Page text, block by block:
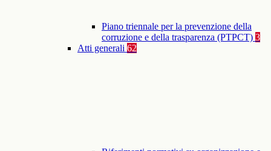
Piano triennale per la prevenzione della
corruzione e della trasparenza (PTPCT) 3
Atti generali 62